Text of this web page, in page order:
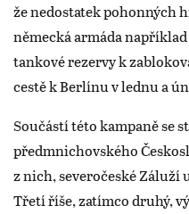
že nedostatek pohonných
německá armáda
tankové rezervy k
cestě k Berlínu v lednu a
Součástí této kampaně se
předmnichovského
z nich, severočeské Záluží
Třetí říše, zatímco druhý,